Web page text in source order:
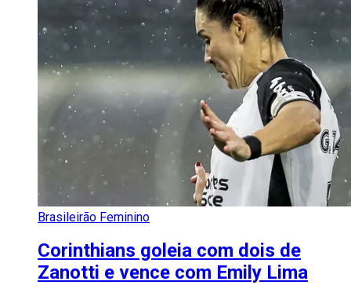
Brasileirão Feminino
Corinthians goleia com dois de
Zanotti e vence com Emily Lima